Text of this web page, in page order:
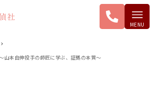
山本由伸投手の師匠に学ぶ、証拠の本質〜